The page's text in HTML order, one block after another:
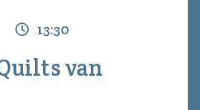
13:30
van